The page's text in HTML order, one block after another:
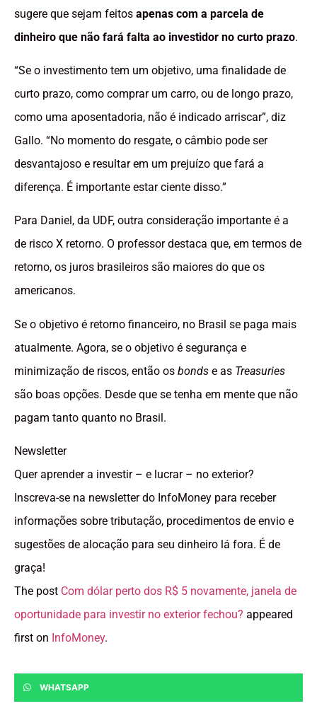
sugere que sejam feitos apenas com a parcela de
dinheiro que não fará falta ao investidor no curto prazo.
“Se o investimento tem um objetivo, uma finalidade de
curto prazo, como comprar um carro, ou de longo prazo,
como uma aposentadoria, não é indicado arriscar”, diz
Gallo. “No momento do resgate, o câmbio pode ser
desvantajoso e resultar em um prejuízo que fará a
diferença. É importante estar ciente disso.”
Para Daniel, da UDF, outra consideração importante é a
de risco X retorno. O professor destaca que, em termos de
retorno, os juros brasileiros são maiores do que os
americanos.
Se o objetivo é retorno financeiro, no Brasil se paga mais
atualmente. Agora, se o objetivo é segurança e
minimização de riscos, então os bonds e as Treasuries
são boas opções. Desde que se tenha em mente que não
pagam tanto quanto no Brasil.
Newsletter
Quer aprender a investir – e lucrar – no exterior?
Inscreva-se na newsletter do InfoMoney para receber
informações sobre tributação, procedimentos de envio e
sugestões de alocação para seu dinheiro lá fora. É de
graça!
The post Com dólar perto dos R$ 5 novamente, janela de
oportunidade para investir no exterior fechou? appeared
first on InfoMoney.
WHATSAPP